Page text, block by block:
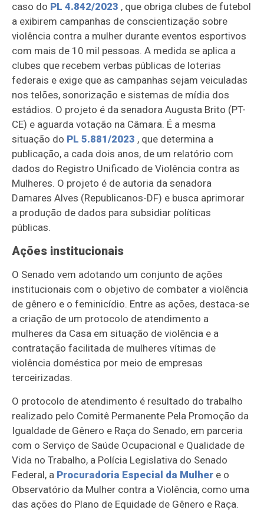
caso do PL 4.842/2023 , que obriga clubes de futebol
a exibirem campanhas de conscientização sobre
violência contra a mulher durante eventos esportivos
com mais de 10 mil pessoas. A medida se aplica a
clubes que recebem verbas públicas de loterias
federais e exige que as campanhas sejam veiculadas
nos telões, sonorização e sistemas de mídia dos
estádios. O projeto é da senadora Augusta Brito (PT-
CE) e aguarda votação na Câmara. É a mesma
situação do PL 5.881/2023 , que determina a
publicação, a cada dois anos, de um relatório com
dados do Registro Unificado de Violência contra as
Mulheres. O projeto é de autoria da senadora
Damares Alves (Republicanos-DF) e busca aprimorar
a produção de dados para subsidiar políticas
públicas.
Ações institucionais
O Senado vem adotando um conjunto de ações
institucionais com o objetivo de combater a violência
de gênero e o feminicídio. Entre as ações, destaca-se
a criação de um protocolo de atendimento a
mulheres da Casa em situação de violência e a
contratação facilitada de mulheres vítimas de
violência doméstica por meio de empresas
terceirizadas.
O protocolo de atendimento é resultado do trabalho
realizado pelo Comitê Permanente Pela Promoção da
Igualdade de Gênero e Raça do Senado, em parceria
com o Serviço de Saúde Ocupacional e Qualidade de
Vida no Trabalho, a Polícia Legislativa do Senado
Federal, a Procuradoria Especial da Mulher e o
Observatório da Mulher contra a Violência, como uma
das ações do Plano de Equidade de Gênero e Raça.